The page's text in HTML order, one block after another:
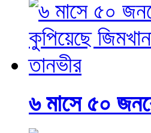
৬ মাসে ৫০